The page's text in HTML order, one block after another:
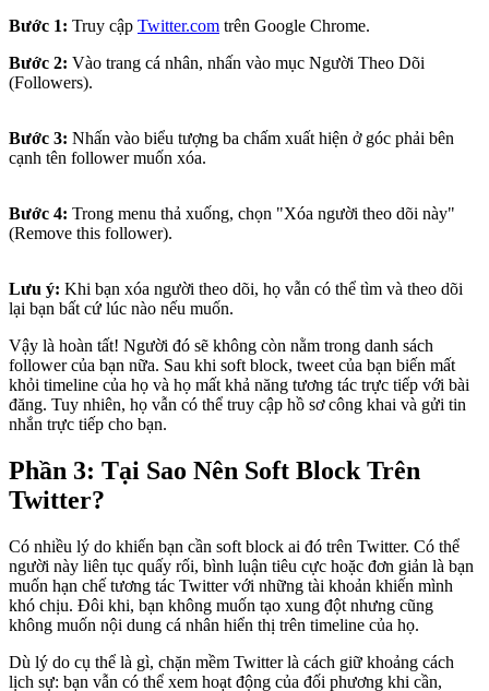
Bước 1: Truy cập Twitter.com trên Google Chrome.
Bước 2: Vào trang cá nhân, nhấn vào mục Người Theo Dõi
(Followers).
Bước 3: Nhấn vào biểu tượng ba chấm xuất hiện ở góc phải bên
cạnh tên follower muốn xóa.
Bước 4: Trong menu thả xuống, chọn "Xóa người theo dõi này"
(Remove this follower).
Lưu ý: Khi bạn xóa người theo dõi, họ vẫn có thể tìm và theo dõi
lại bạn bất cứ lúc nào nếu muốn.
Vậy là hoàn tất! Người đó sẽ không còn nằm trong danh sách
follower của bạn nữa. Sau khi soft block, tweet của bạn biến mất
khỏi timeline của họ và họ mất khả năng tương tác trực tiếp với bài
đăng. Tuy nhiên, họ vẫn có thể truy cập hồ sơ công khai và gửi tin
nhắn trực tiếp cho bạn.
Phần 3: Tại Sao Nên Soft Block Trên
Twitter?
Có nhiều lý do khiến bạn cần soft block ai đó trên Twitter. Có thể
người này liên tục quấy rối, bình luận tiêu cực hoặc đơn giản là bạn
muốn hạn chế tương tác Twitter với những tài khoản khiến mình
khó chịu. Đôi khi, bạn không muốn tạo xung đột nhưng cũng
không muốn nội dung cá nhân hiển thị trên timeline của họ.
Dù lý do cụ thể là gì, chặn mềm Twitter là cách giữ khoảng cách
lịch sự: bạn vẫn có thể xem hoạt động của đối phương khi cần,